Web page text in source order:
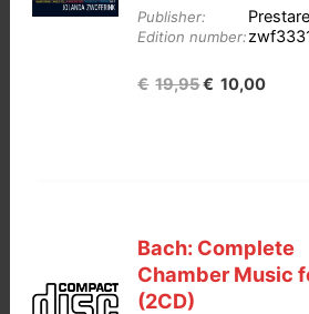
Publisher: Prestare
Edition number:
€ 19,95€ 10,00
Bach: Complete
Chamber Music
(2CD)